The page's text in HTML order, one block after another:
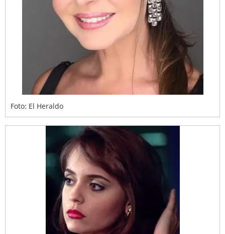
Foto: El Heraldo